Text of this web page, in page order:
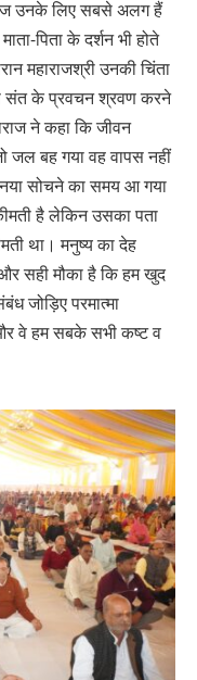
उनके लिए सबसे अलग हैं
पिता के दर्शन भी होते
महाराजश्री उनकी चिंता
संत के प्रवचन श्रवण करने
ने कहा कि जीवन
जल बह गया वह वापस नहीं
सोचने का समय आ गया
है लेकिन उसका पता
था। मनुष्य का देह
सही मौका है कि हम खुद
जोड़िए परमात्मा
वे हम सबके सभी कष्ट व